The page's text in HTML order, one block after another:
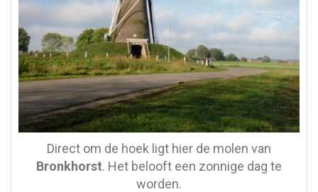
Direct om de hoek ligt hier de molen van
Bronkhorst. Het belooft een zonnige dag te
worden.